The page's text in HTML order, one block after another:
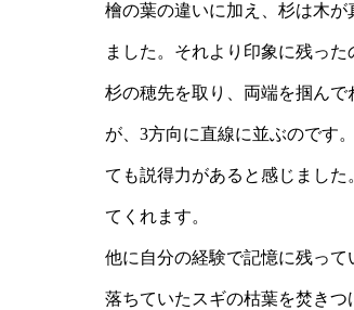
檜の葉の違いに加え、杉は木
ました。それより印象に残っ
杉の穂先を取り、両端を掴ん
が、3方向に直線に並ぶのです
ても説得力があると感じまし
てくれます。
他に自分の経験で記憶に残っ
落ちていたスギの枯葉を焚き